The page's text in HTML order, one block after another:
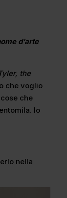
d’arte
the
che voglio
che
Io
nella